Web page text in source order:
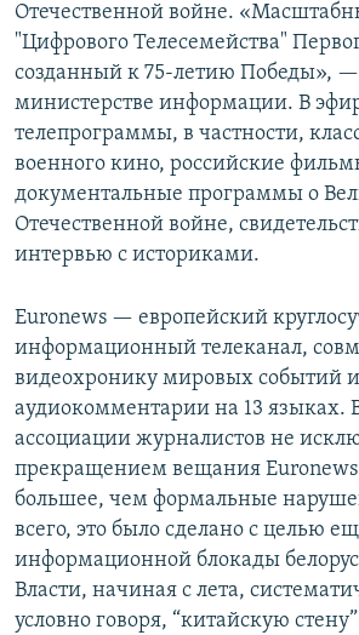
Отечественной войне.
"Цифрового Телесемейства"
созданный к 75-летию Победы», —
министерстве информации. В
телепрограммы, в частности,
военного кино, российские
документальные программы о
Отечественной войне,
интервью с историками.
Euronews — европейский
информационный телеканал,
видеохронику мировых событий и
аудиокомментарии на 13 языках.
ассоциации журналистов не
прекращением вещания Euronews
большее, чем формальные
всего, это было сделано с целью
информационной блокады
Власти, начиная с лета,
условно говоря, “китайскую